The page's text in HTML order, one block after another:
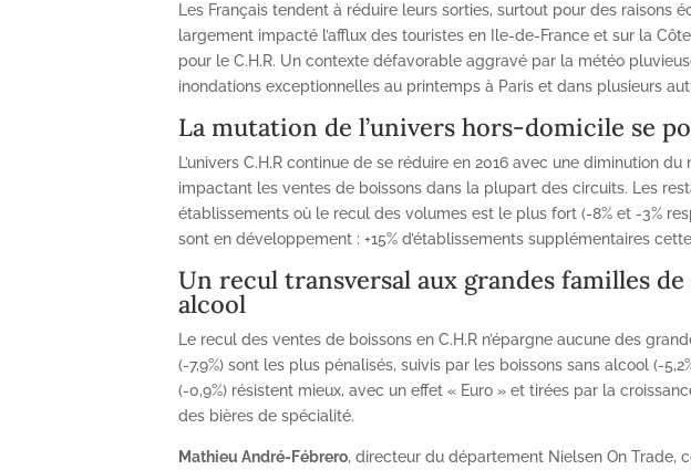
Les Français tendent à réduire leurs sorties, surtout pour des raisons
largement impacté l’afflux des touristes en Ile-de-France et sur la
pour le C.H.R. Un contexte défavorable aggravé par la météo
inondations exceptionnelles au printemps à Paris et dans plusieurs
La mutation de l’univers hors-domicile se
L’univers C.H.R continue de se réduire en 2016 avec une diminution
impactant les ventes de boissons dans la plupart des circuits. Les
établissements où le recul des volumes est le plus fort (-8% et -3%
sont en développement : +15% d’établissements supplémentaires
Un recul transversal aux grandes familles de
alcool
Le recul des ventes de boissons en C.H.R n’épargne aucune des
(-7,9%) sont les plus pénalisés, suivis par les boissons sans alcool (-
(-0,9%) résistent mieux, avec un effet « Euro » et tirées par la
des bières de spécialité.
Mathieu André-Fébrero, directeur du département Nielsen On Trade,